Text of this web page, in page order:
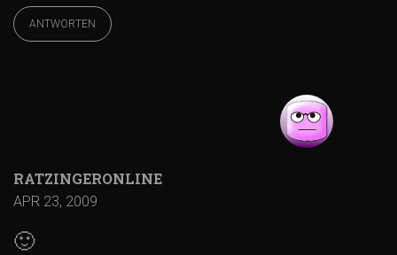
ANTWORTEN
RATZINGERONLINE
APR 23, 2009
🙂